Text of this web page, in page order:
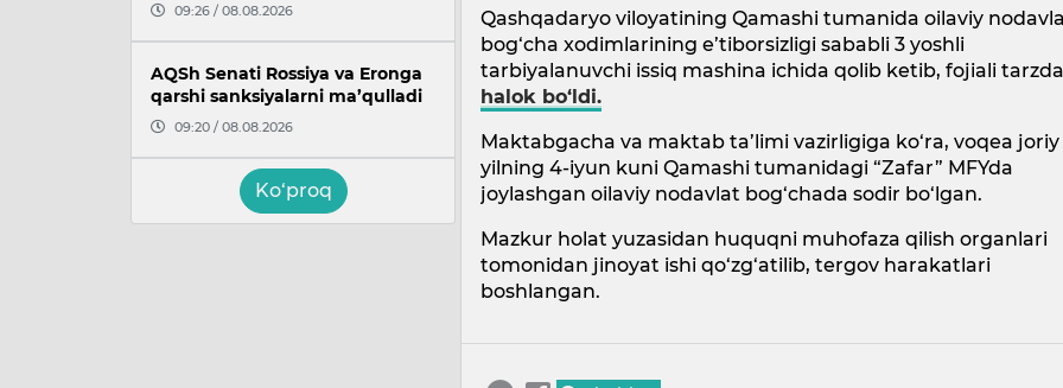
09:26 / 08.08.2026
AQSh Senati Rossiya va Eronga
qarshi sanksiyalarni ma’qulladi
09:20 / 08.08.2026
Ko‘proq
​Qashqadaryo viloyatining Qamashi tumanida oilaviy
bog‘cha xodimlarining e’tiborsizligi sababli 3 yoshli
tarbiyalanuvchi issiq mashina ichida qolib ketib, fojiali
halok bo‘ldi.
Maktabgacha va maktab ta’limi vazirligiga ko‘ra, voqea joriy
yilning 4-iyun kuni Qamashi tumanidagi “Zafar” MFYda
joylashgan oilaviy nodavlat bog‘chada sodir bo‘lgan.
Mazkur holat yuzasidan huquqni muhofaza qilish organlari
tomonidan jinoyat ishi qo‘zg‘atilib, tergov harakatlari
boshlangan.